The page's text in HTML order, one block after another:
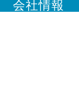
会社情報